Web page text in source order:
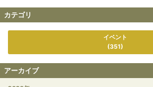
カテゴリ
イベント
(351)
アーカイブ